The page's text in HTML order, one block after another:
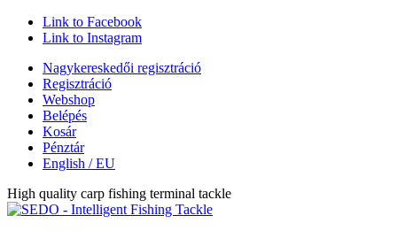
Link to Facebook
Link to Instagram
Nagykereskedői regisztráció
Regisztráció
Webshop
Belépés
Kosár
Pénztár
English / EU
High quality carp fishing terminal tackle